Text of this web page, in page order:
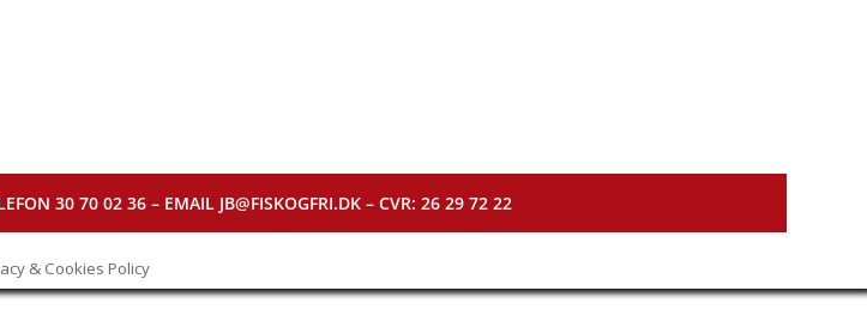
30 70 02 36 – EMAIL JB@FISKOGFRI.DK – CVR: 26 29 72 22
& Cookies Policy